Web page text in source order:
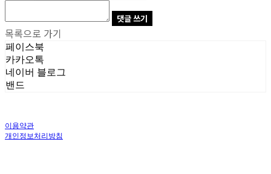
댓글 쓰기
목록으로 가기
페이스북
카카오톡
네이버 블로그
밴드
이용약관
개인정보처리방침